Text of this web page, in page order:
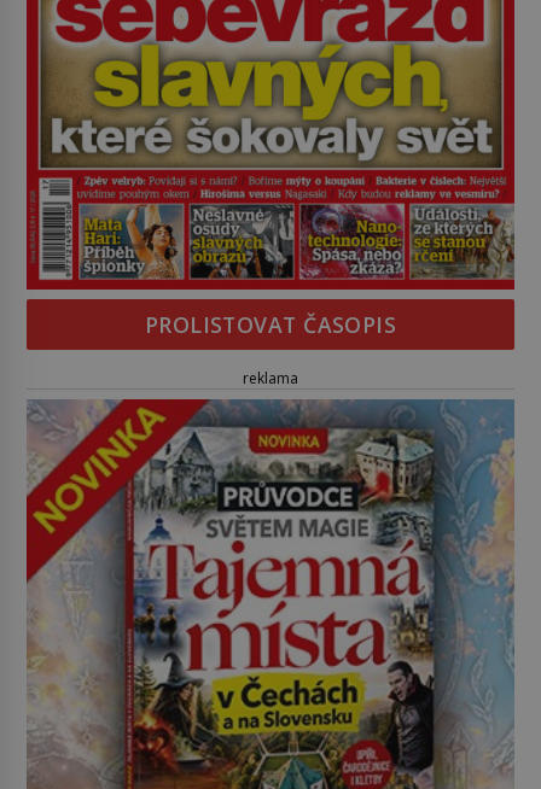
PROLISTOVAT ČASOPIS
reklama